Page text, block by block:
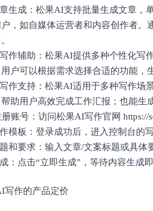
生成：松果AI支持批量生成文章，
，如自媒体运营者和内容创作者。
作辅助：松果AI提供多种个性化写
户可以根据需求选择合适的功能，
作支持：松果AI适用于多种写作场
助用户高效完成工作汇报；也能生
账号：访问松果AI写作官网 https://
模板：登录成功后，进入控制台的
和要求：输入文章/文案标题或具体
：点击“立即生成”，等待内容生成即
写作的产品定价